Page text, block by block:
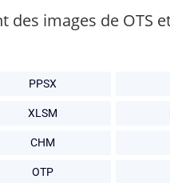
des images de OTS
PPSX
XLSM
CHM
OTP